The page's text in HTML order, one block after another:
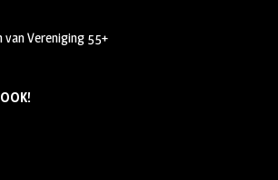
Vereniging 55+